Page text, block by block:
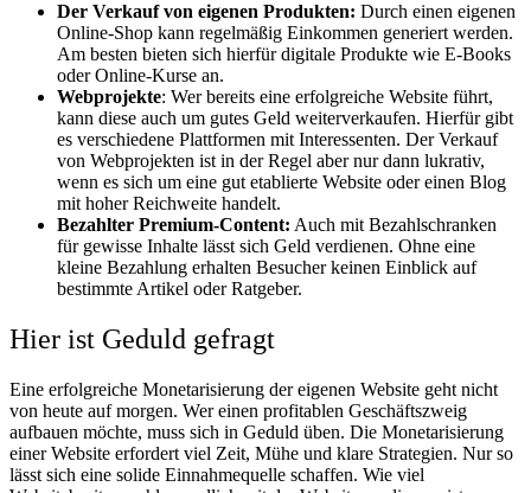
Der Verkauf von eigenen Produkten: Durch einen eigenen
Online-Shop kann regelmäßig Einkommen generiert werden.
Am besten bieten sich hierfür digitale Produkte wie E-Books
oder Online-Kurse an.
Webprojekte: Wer bereits eine erfolgreiche Website führt,
kann diese auch um gutes Geld weiterverkaufen. Hierfür gibt
es verschiedene Plattformen mit Interessenten. Der Verkauf
von Webprojekten ist in der Regel aber nur dann lukrativ,
wenn es sich um eine gut etablierte Website oder einen Blog
mit hoher Reichweite handelt.
Bezahlter Premium-Content: Auch mit Bezahlschranken
für gewisse Inhalte lässt sich Geld verdienen. Ohne eine
kleine Bezahlung erhalten Besucher keinen Einblick auf
bestimmte Artikel oder Ratgeber.
Hier ist Geduld gefragt
Eine erfolgreiche Monetarisierung der eigenen Website geht nicht
von heute auf morgen. Wer einen profitablen Geschäftszweig
aufbauen möchte, muss sich in Geduld üben. Die Monetarisierung
einer Website erfordert viel Zeit, Mühe und klare Strategien. Nur so
lässt sich eine solide Einnahmequelle schaffen. Wie viel